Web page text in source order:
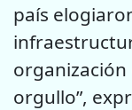
país
organización
orgullo”,